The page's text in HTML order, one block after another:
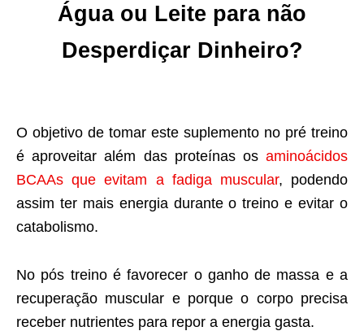
Água ou Leite para não
Desperdiçar Dinheiro?
O objetivo de tomar este suplemento no pré treino
é aproveitar além das proteínas os aminoácidos
BCAAs que evitam a fadiga muscular, podendo
assim ter mais energia durante o treino e evitar o
catabolismo.
No pós treino é favorecer o ganho de massa e a
recuperação muscular e porque o corpo precisa
receber nutrientes para repor a energia gasta.